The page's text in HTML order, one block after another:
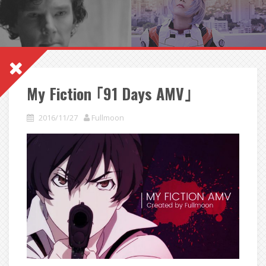
My Fiction ｢91 Days AMV｣
2016/11/27 Fullmoon